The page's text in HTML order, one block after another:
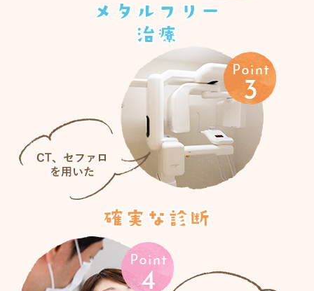
メタルフリー
治療
確実な診断